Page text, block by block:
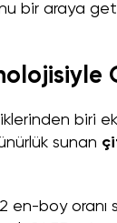
bir araya
biri
sunan
en-boy